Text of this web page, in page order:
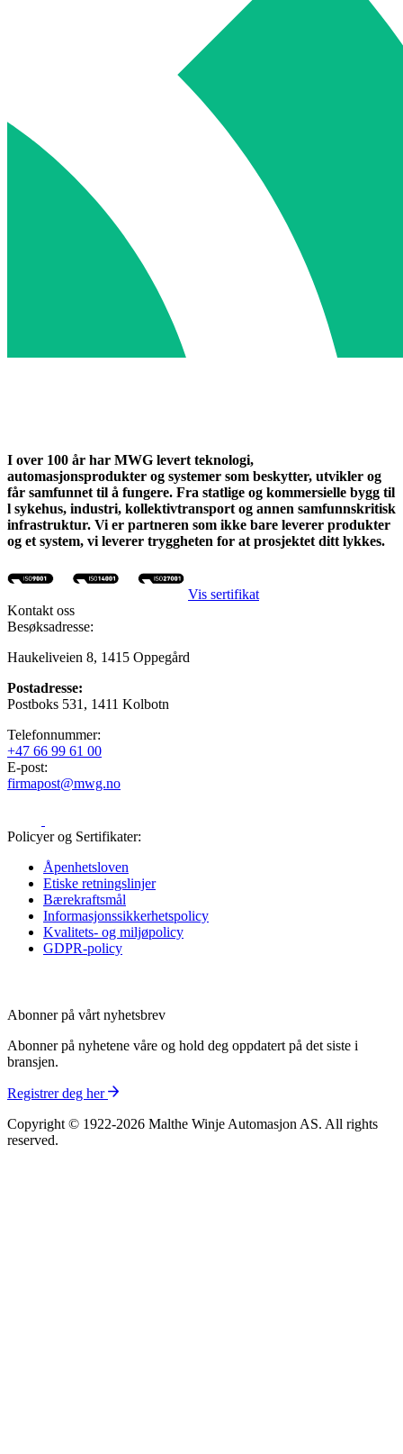
I over 100 år har MWG levert teknologi,
automasjonsprodukter og systemer som beskytter, utvikler og
får samfunnet til å fungere. Fra statlige og kommersielle bygg til
l sykehus, industri, kollektivtransport og annen samfunnskritisk
infrastruktur. Vi er partneren som ikke bare leverer produkter
og et system, vi leverer tryggheten for at prosjektet ditt lykkes.
Vis sertifikat
Kontakt oss
Besøksadresse:
Haukeliveien 8, 1415 Oppegård
Postadresse:
Postboks 531, 1411 Kolbotn
Telefonnummer:
+47 66 99 61 00
E-post:
firmapost@mwg.no
Policyer og Sertifikater:
Åpenhetsloven
Etiske retningslinjer
Bærekraftsmål
Informasjons­sikkerhetspolicy
Kvalitets- og miljøpolicy
GDPR-policy
Abonner på vårt nyhetsbrev
Abonner på nyhetene våre og hold deg oppdatert på det siste i
bransjen.
Registrer deg her
Copyright © 1922-2026 Malthe Winje Automasjon AS. All rights
reserved.